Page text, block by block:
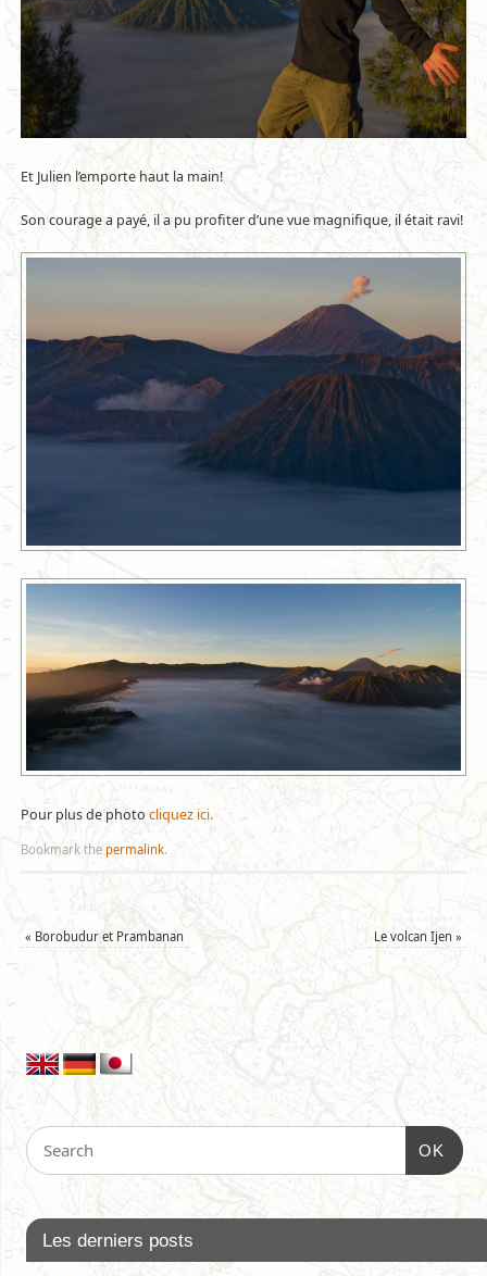
Et Julien l’emporte haut la main!
Son courage a payé, il a pu profiter d’une vue magnifique, il était ravi!
Pour plus de photo cliquez ici.
Bookmark the permalink.
« Borobudur et Prambanan Le volcan Ijen»
OK
Les derniers posts